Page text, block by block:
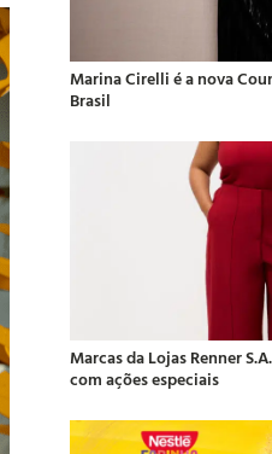
Marina Cirelli é a nova
Brasil
Marcas da Lojas Renner
com ações especiais